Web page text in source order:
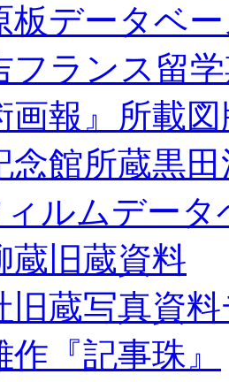
板データベ
フランス留
画報』所載
念館所蔵黒
ルムデータ
蔵旧蔵資料
旧蔵写真資
『記事珠』